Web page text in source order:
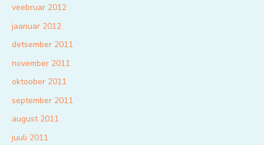
veebruar 2012
jaanuar 2012
detsember 2011
november 2011
oktoober 2011
september 2011
august 2011
juuli 2011